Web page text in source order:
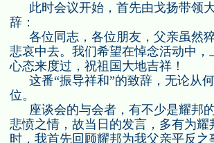
此时会议开始，首先由戈扬带领
辞：
各位同志，各位朋友，父亲虽然
悲哀中去。我们希望在悼念活动中
心态来度过，祝祖国大地吉祥！
这番“振导祥和”的致辞，无论从
位。
座谈会的与会者，有不少是耀邦
悲愤之情，故当日的发言，多有为耀
时，我首先回顾耀邦为我父亲平反之